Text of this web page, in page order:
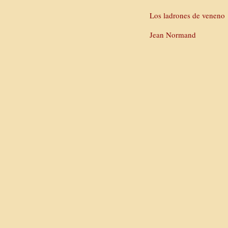
Los ladrones de veneno
Jean Normand